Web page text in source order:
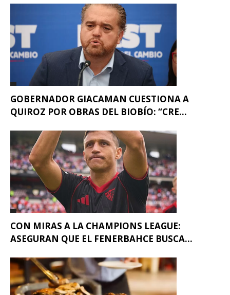
GOBERNADOR GIACAMAN CUESTIONA A
QUIROZ POR OBRAS DEL BIOBÍO: “CRE...
CON MIRAS A LA CHAMPIONS LEAGUE:
ASEGURAN QUE EL FENERBAHCE BUSCA...